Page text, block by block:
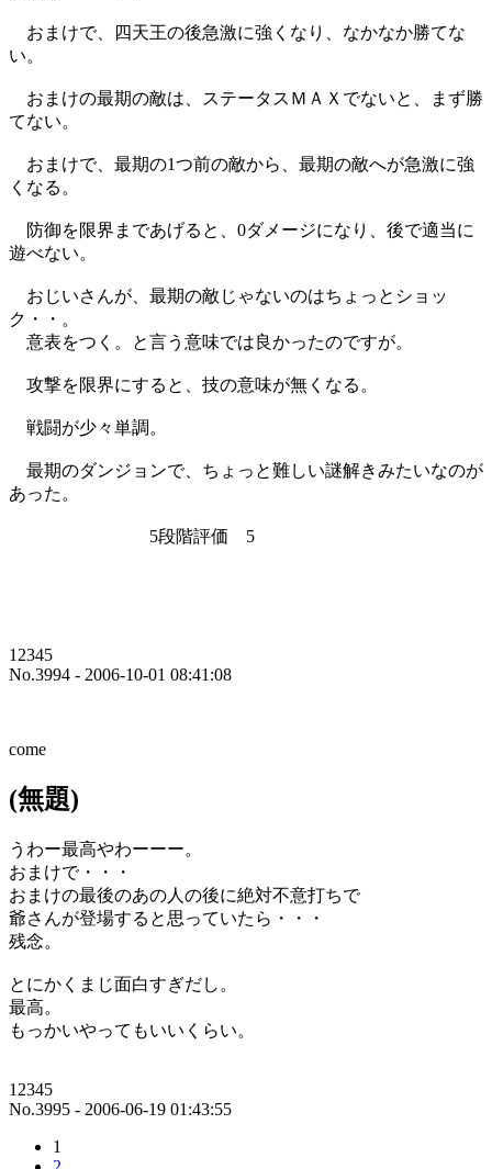
おまけで、四天王の後急激に強くなり、なかなか勝てな
い。
おまけの最期の敵は、ステータスＭＡＸでないと、まず勝
てない。
おまけで、最期の1つ前の敵から、最期の敵へが急激に強
くなる。
防御を限界まであげると、0ダメージになり、後で適当に
遊べない。
おじいさんが、最期の敵じゃないのはちょっとショッ
ク・・。
意表をつく。と言う意味では良かったのですが。
攻撃を限界にすると、技の意味が無くなる。
戦闘が少々単調。
最期のダンジョンで、ちょっと難しい謎解きみたいなのが
あった。
5段階評価 5
12345
No.3994 - 2006-10-01 08:41:08
come
(無題)
うわー最高やわーーー。
おまけで・・・
おまけの最後のあの人の後に絶対不意打ちで
爺さんが登場すると思っていたら・・・
残念。
とにかくまじ面白すぎだし。
最高。
もっかいやってもいいくらい。
12345
No.3995 - 2006-06-19 01:43:55
1